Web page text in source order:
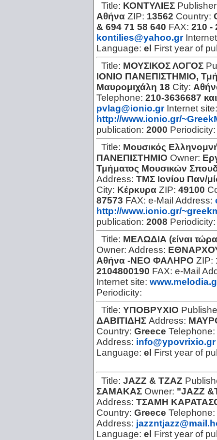
Title: ΚΟΝΤΥΛΙΕΣ
Αθήνα ZIP: 13562 Country:
& 694 71 58 640 FAX: 210 -
kontilies@yahoo.gr
Language: el First year of
Title: ΜΟΥΣΙΚΟΣ ΛΟΓΟΣ
ΙΟΝΙΟ ΠΑΝΕΠΙΣΤΗΜΙΟ,
Μαυρομιχάλη 18 City:
Telephone: 210-3636687
pvlag@ionio.gr Internet site:
http://www.ionio.gr/
publication: 2000
Title: Μουσικός
ΠΑΝΕΠΙΣΤΗΜΙΟ Owner:
Τμήματος Μουσικών
Address: ΤΜΣ Ιονίου Παν/
City: Κέρκυρα ZIP: 49100
87573 FAX: e-Mail Address:
http://www.ionio.gr/
publication: 2008
Title: ΜΕΛΩΔΙΑ (είναι
Owner: Address:
Αθήνα -ΝΕΟ ΦΑΛΗΡΟ ZIP:
2104800190 FAX: e-Mail
Internet site:
Periodicity:
Title: ΥΠΟΒΡΥΧΙΟ
ΔΑΒΙΤΙΔΗΣ Address:
Country: Greece Telephone:
Address: info@ypovrixio.gr
Language: el First year of
Title: JAZZ & ΤΖΑΖ
ΣΑΜΑΚΑΣ Owner: "JAZZ
Address: ΤΣΑΜΗ
Country: Greece Telephone:
Address:
Language: el First year of